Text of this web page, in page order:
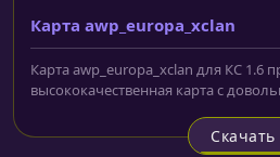
Карта awp_europa_xclan
Карта awp_europa_xclan для КС 1.6
высококачественная карта с
Скачать